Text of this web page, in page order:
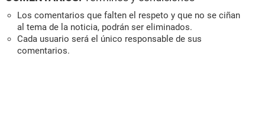
Los comentarios que falten el respeto y que no se ciñan
al tema de la noticia, podrán ser eliminados.
Cada usuario será el único responsable de sus
comentarios.